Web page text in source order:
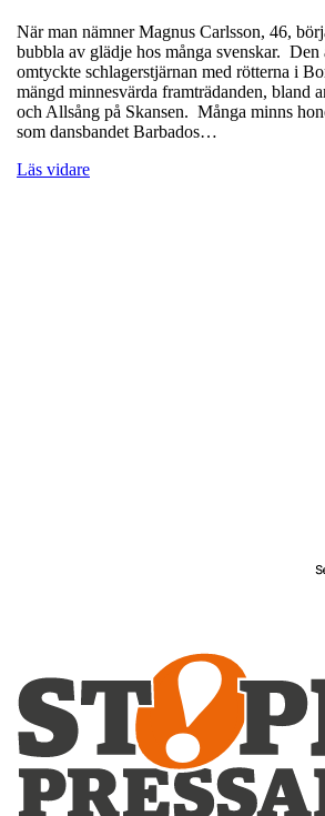
När man nämner Magnus Carlsson, 46,
bubbla av glädje hos många svenskar. Den
omtyckte schlagerstjärnan med rötterna i
mängd minnesvärda framträdanden, bland
och Allsång på Skansen. Många minns
som dansbandet Barbados…
Läs vidare